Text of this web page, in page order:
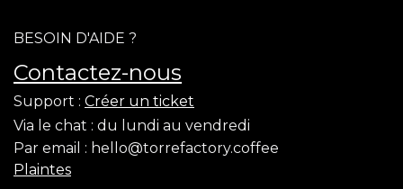
BESOIN D'AIDE ?
Contactez-nous
Support : Créer un ticket
Via le chat : du lundi au vendredi
Par email : hello@torrefactory.coffee
Plaintes